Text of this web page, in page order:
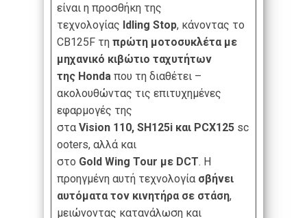
είναι η προσθήκη της
τεχνολογίας Idling Stop, κάνοντας το
CB125F τη πρώτη μοτοσυκλέτα με
μηχανικό κιβώτιο ταχυτήτων
της Honda που τη διαθέτει –
ακολουθώντας τις επιτυχημένες
εφαρμογές της
στα Vision 110, SH125i και PCX125 sc
ooters, αλλά και
στο Gold Wing Tour με DCT. Η
προηγμένη αυτή τεχνολογία σβήνει
αυτόματα τον κινητήρα σε στάση,
μειώνοντας κατανάλωση και